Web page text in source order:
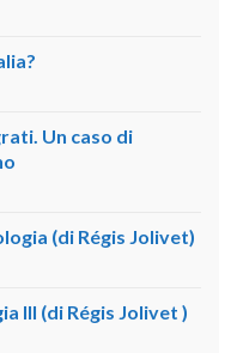
Un caso di
(di Régis Jolivet)
III (di Régis Jolivet )